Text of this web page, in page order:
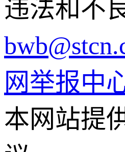
违法和不
网举报中
本网站提